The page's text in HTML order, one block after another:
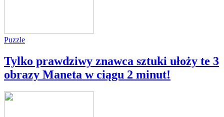
Puzzle
Tylko prawdziwy znawca sztuki ułoży te 3
obrazy Maneta w ciągu 2 minut!